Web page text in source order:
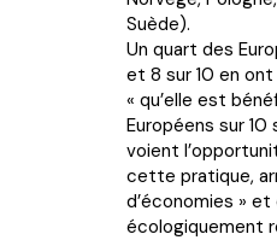
Suède).
Un quart des
et 8 sur 10 en
« qu’elle est
Européens sur
voient
cette pratique,
d’économies »
écologiquement